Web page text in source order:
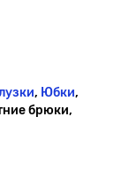
, Юбки,
брюки,